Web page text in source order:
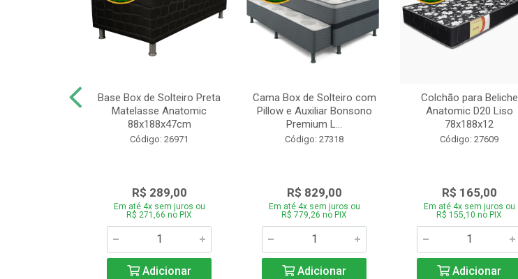
Base Box de Solteiro Preta
Matelasse Anatomic
88x188x47cm
Código: 26971
R$ 289,00
Em até 4x sem juros ou
R$ 271,66 no PIX
Adicionar
Cama Box de Solteiro com
Pillow e Auxiliar Bonsono
Premium L...
Código: 27318
R$ 829,00
Em até 4x sem juros ou
R$ 779,26 no PIX
Adicionar
Colchão para Beliche
Anatomic D20 Liso
78x188x12
Código: 27609
R$ 165,00
Em até 4x sem juros ou
R$ 155,10 no PIX
Adicionar